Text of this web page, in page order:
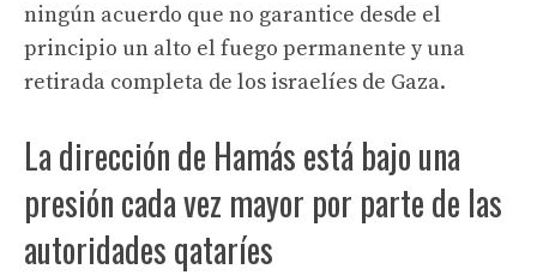
ningún acuerdo que no garantice desde el
principio un alto el fuego permanente y una
retirada completa de los israelíes de Gaza.
La dirección de Hamás está bajo una
presión cada vez mayor por parte de las
autoridades qataríes